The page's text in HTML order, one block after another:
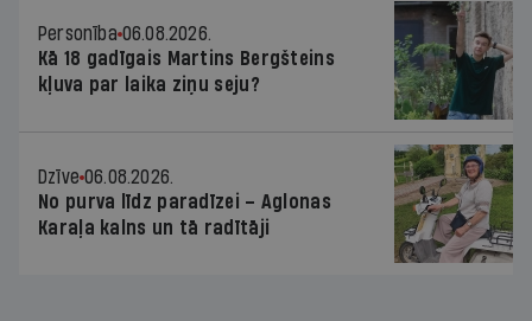
Personība 06.08.2026.
Kā 18 gadīgais Martins Bergšteins
kļuva par laika ziņu seju?
Dzīve 06.08.2026.
No purva līdz paradīzei – Aglonas
Karaļa kalns un tā radītāji